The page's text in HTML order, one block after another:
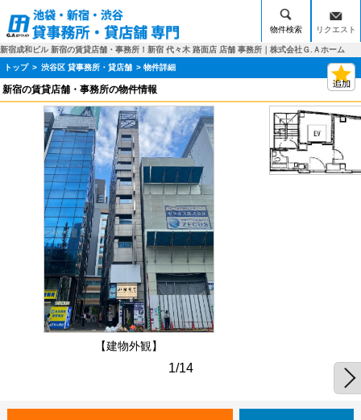
物件検索 リクエスト
新宿成和ビル 新宿の賃貸店舗・事務所！新宿 代々木 路面店 店舗 事務所｜株式会社Ｇ.Ａホーム
トップ > 渋谷区 貸事務所・貸店舗 > 物件詳細
新宿の賃貸店舗・事務所の物件情報
【建物外観】
1/14